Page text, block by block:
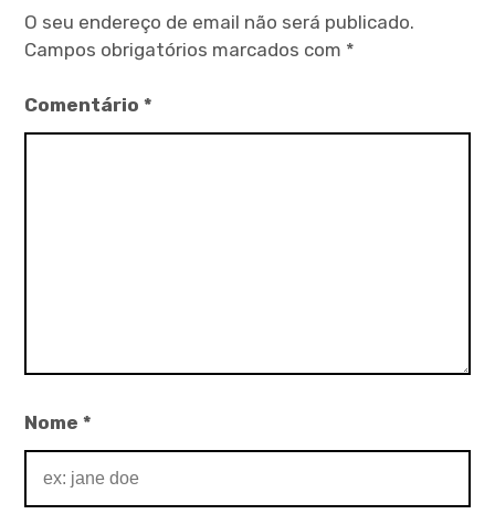
O seu endereço de email não será publicado.
Campos obrigatórios marcados com *
Comentário*
Nome*